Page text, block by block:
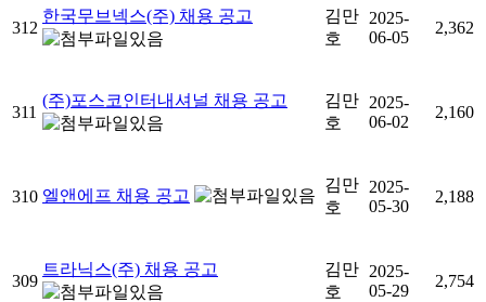
312
한국무브넥스(주) 채용 공고
김만
호
2025-
06-05
2,362
311
(주)포스코인터내셔널 채용 공고
김만
호
2025-
06-02
2,160
310 엘앤에프 채용 공고
김만
호
2025-
05-30
2,188
309
트라닉스(주) 채용 공고
김만
호
2025-
05-29
2,754